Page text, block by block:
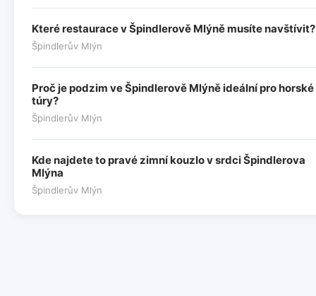
Které restaurace v Špindlerově Mlýně musíte navštívit?
Špindlerův Mlýn
Proč je podzim ve Špindlerově Mlýně ideální pro horské
túry?
Špindlerův Mlýn
Kde najdete to pravé zimní kouzlo v srdci Špindlerova
Mlýna
Špindlerův Mlýn